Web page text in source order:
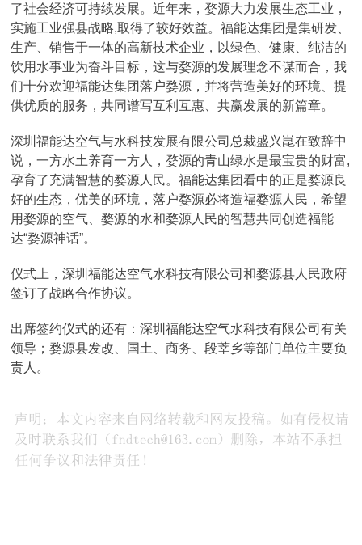
了社会经济可持续发展。近年来，婺源大力发展生态工业，
实施工业强县战略,取得了较好效益。福能达集团是集研发、
生产、销售于一体的高新技术企业，以绿色、健康、纯洁的
饮用水事业为奋斗目标，这与婺源的发展理念不谋而合，我
们十分欢迎福能达集团落户婺源，并将营造美好的环境、提
供优质的服务，共同谱写互利互惠、共赢发展的新篇章。
深圳福能达空气与水科技发展有限公司总裁盛兴崑在致辞中
说，一方水土养育一方人，婺源的青山绿水是最宝贵的财富,
孕育了充满智慧的婺源人民。福能达集团看中的正是婺源良
好的生态，优美的环境，落户婺源必将造福婺源人民，希望
用婺源的空气、婺源的水和婺源人民的智慧共同创造福能
达“婺源神话”。
仪式上，深圳福能达空气水科技有限公司和婺源县人民政府
签订了战略合作协议。
出席签约仪式的还有：深圳福能达空气水科技有限公司有关
领导；婺源县发改、国土、商务、段莘乡等部门单位主要负
责人。